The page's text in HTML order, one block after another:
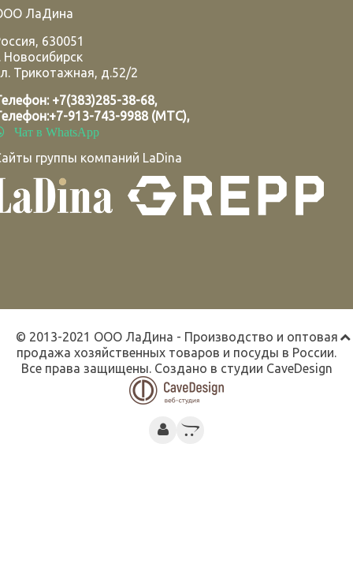
ЛаДина
, 630051
Новосибирск
Трикотажная, д.52/2
+7(383)285-38-68,
+7-913-743-9988 (МТС),
Чат в WhatsApp
группы компаний LaDina
© 2013-2021 ООО ЛаДина - Производство и оптовая
продажа хозяйственных товаров и посуды в России.
Все права защищены. Создано в студии CaveDesign